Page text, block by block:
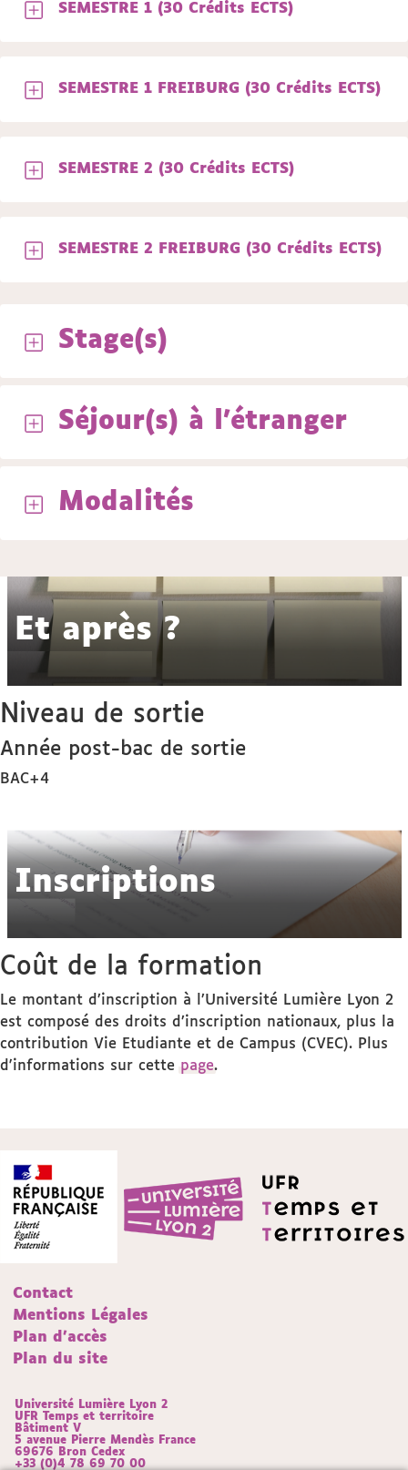
SEMESTRE 1 (30 Crédits ECTS)
SEMESTRE 1 FREIBURG (30 Crédits ECTS)
SEMESTRE 2 (30 Crédits ECTS)
SEMESTRE 2 FREIBURG (30 Crédits ECTS)
Stage(s)
Séjour(s) à l'étranger
Modalités
Et après ?
Niveau de sortie
Année post-bac de sortie
BAC+4
Inscriptions
Coût de la formation
Le montant d’inscription à l’Université Lumière Lyon 2
est composé des droits d’inscription nationaux, plus la
contribution Vie Etudiante et de Campus (CVEC). Plus
d'informations sur cette page.
Contact
Mentions Légales
Plan d'accès
Plan du site
Université Lumière Lyon 2
UFR Temps et territoire
Bâtiment V
5 avenue Pierre Mendès France
69676 Bron Cedex
+33 (0)4 78 69 70 00